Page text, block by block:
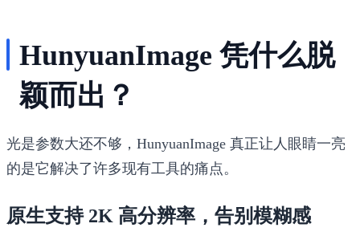
HunyuanImage 凭什么脱
颖而出？
光是参数大还不够，HunyuanImage 真正让人眼睛一亮
的是它解决了许多现有工具的痛点。
原生支持 2K 高分辨率，告别模糊感